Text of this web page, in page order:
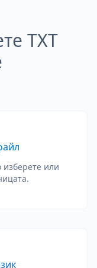
TXT
изберете или